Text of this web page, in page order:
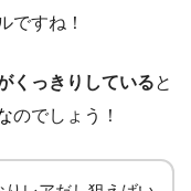
ですね！
くっきりしていると
のでしょう！